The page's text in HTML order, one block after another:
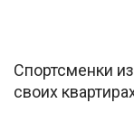
Спортсменки
своих